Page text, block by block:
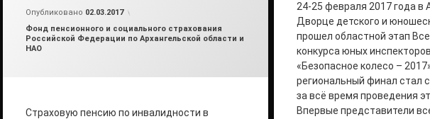
Опубликовано 02.03.2017
Рубрики:
Фонд пенсионного и социального страхования
Российской Федерации по Архангельской области и
НАО
Страховую пенсию по инвалидности в
24-25 февраля 2017 года в
Дворце детского и
прошел областной этап
конкурса юных
«Безопасное колесо –
региональный финал стал
за всё время проведения
Впервые представители